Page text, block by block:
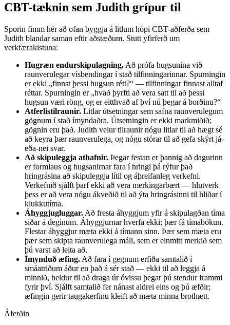
CBT-tæknin sem Judith grípur til
Sporin fimm hér að ofan byggja á litlum hópi CBT-aðferða sem
Judith blandar saman eftir aðstæðum. Stutt yfirferð um
verkfærakistuna:
Hugræn endurskipulagning. Að prófa hugsunina við
raunverulegar vísbendingar í stað tilfinningarinnar. Spurningin
er ekki „finnst þessi hugsun rétt?“ — tilfinningar finnast alltaf
réttar. Spurningin er „hvað þyrfti að vera satt til að þessi
hugsun væri röng, og er eitthvað af því nú þegar á borðinu?“
Atferlistilraunir. Litlar útsetningar sem safna raunverulegum
gögnum í stað ímyndaðra. Útsetningin er ekki markmiðið;
gögnin eru það. Judith velur tilraunir nógu litlar til að hægt sé
að keyra þær raunverulega, og nógu stórar til að gefa skýrt já-
eða-nei svar.
Að skipuleggja athafnir. Þegar festan er þannig að dagurinn
er formlaus og hugsanirnar fara í hringi þá rýfur það
hringrásina að skipuleggja lítil og áþreifanleg verkefni.
Verkefnið sjálft þarf ekki að vera merkingarbært — hlutverk
þess er að vera nógu ákveðið til að ýta hringrásinni til hliðar í
klukkutíma.
Áhyggjugluggar. Að fresta áhyggjum yfir á skipulagðan tíma
síðar á deginum. Áhyggjurnar hverfa ekki; þær fá tímabókun.
Flestar áhyggjur mæta ekki á tímann sinn. Þær sem mæta eru
þær sem skipta raunverulega máli, sem er einmitt merkið sem
þú varst að leita að.
Ímynduð æfing. Að fara í gegnum erfiða samtalið í
smáatriðum áður en það á sér stað — ekki til að leggja á
minnið, heldur til að draga úr óvissu þegar þú stendur frammi
fyrir því. Sjálft samtalið fer nánast aldrei eins og þú æfðir;
æfingin gerir taugakerfinu kleift að mæta minna brothætt.
Áferðin